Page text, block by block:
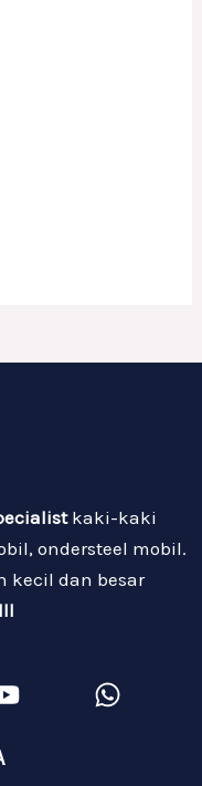
kaki-kaki
ondersteel mobil.
kecil dan besar